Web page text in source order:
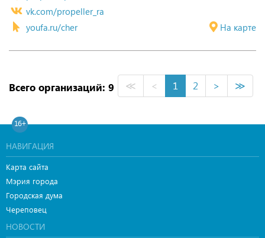
На карте
vk.com/propeller_ra
youfa.ru/cher
Всего организаций: 9 ≪ < 1 2 > ≫
16+
НАВИГАЦИЯ
Карта сайта
Мэрия города
Городская дума
Череповец
НОВОСТИ